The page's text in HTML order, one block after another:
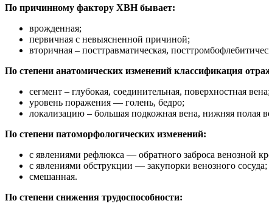
По причинному фактору ХВН бывает:
врожденная;
первичная с невыясненной причиной;
вторичная – посттравматическая,
По степени анатомических изменений классификация
сегмент – глубокая, соединительная, поверхностная вена;
уровень поражения — голень, бедро;
локализацию – большая подкожная вена, нижняя полая
По степени патоморфологических изменений:
с явлениями рефлюкса — обратного заброса венозной
с явлениями обструкции — закупорки венозного сосуда;
смешанная.
По степени снижения трудоспособности: